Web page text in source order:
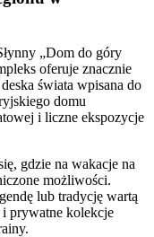
„Dom do góry
oferuje znacznie
świata wpisana do
domu
i liczne ekspozycje
gdzie na wakacje na
możliwości.
lub tradycję wartą
prywatne kolekcje